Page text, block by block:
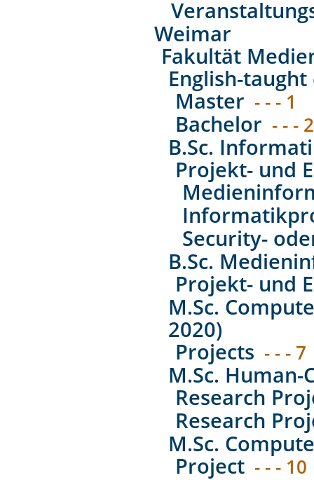
Weimar
Fakultät
English-
Master - - - 1
Bachelor - - - 2
B.Sc.
Projekt- und
Security-
B.Sc.
Projekt- und
M.Sc.
2020)
Projects - - - 7
M.Sc.
Research
Research
M.Sc.
Project - - - 10